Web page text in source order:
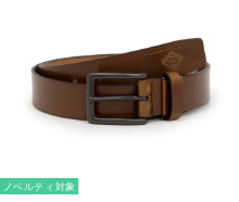
ノベルティ対象